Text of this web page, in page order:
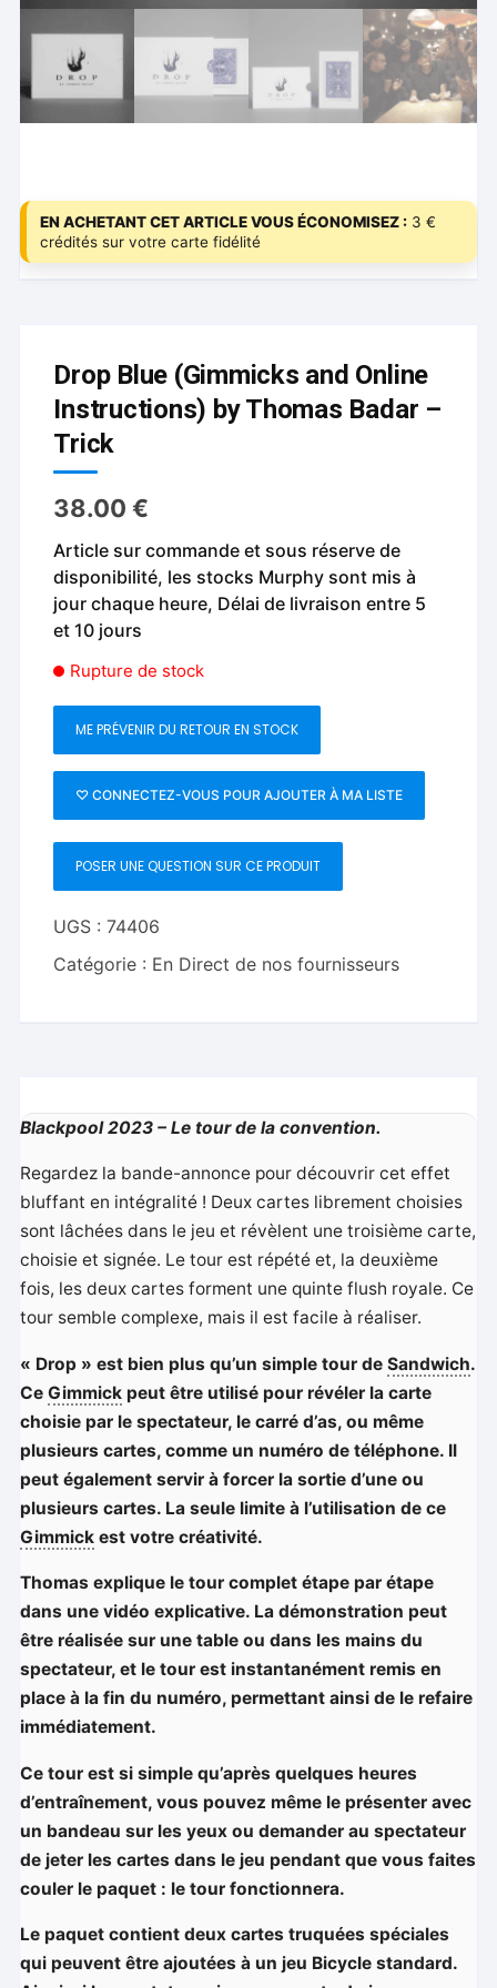
EN ACHETANT CET ARTICLE VOUS ÉCONOMISEZ : 3 €
crédités sur votre carte fidélité
Drop Blue (Gimmicks and Online
Instructions) by Thomas Badar –
Trick
38.00€
Article sur commande et sous réserve de
disponibilité, les stocks Murphy sont mis à
jour chaque heure, Délai de livraison entre 5
et 10 jours
Rupture de stock
ME PRÉVENIR DU RETOUR EN STOCK
♡ CONNECTEZ-VOUS POUR AJOUTER À MA LISTE
POSER UNE QUESTION SUR CE PRODUIT
UGS :74406
Catégorie : En Direct de nos fournisseurs
Blackpool 2023 – Le tour de la convention.
Regardez la bande-annonce pour découvrir cet effet
bluffant en intégralité ! Deux cartes librement choisies
sont lâchées dans le jeu et révèlent une troisième carte,
choisie et signée. Le tour est répété et, la deuxième
fois, les deux cartes forment une quinte flush royale. Ce
tour semble complexe, mais il est facile à réaliser.
« Drop » est bien plus qu’un simple tour deSandwich.
CeGimmick peut être utilisé pour révéler la carte
choisie par le spectateur, le carré d’as, ou même
plusieurs cartes, comme un numéro de téléphone. Il
peut également servir à forcer la sortie d’une ou
plusieurs cartes. La seule limite à l’utilisation de ce
Gimmick est votre créativité.
Thomas explique le tour complet étape par étape
dans une vidéo explicative. La démonstration peut
être réalisée sur une table ou dans les mains du
spectateur, et le tour est instantanément remis en
place à la fin du numéro, permettant ainsi de le refaire
immédiatement.
Ce tour est si simple qu’après quelques heures
d’entraînement, vous pouvez même le présenter avec
un bandeau sur les yeux ou demander au spectateur
de jeter les cartes dans le jeu pendant que vous faites
couler le paquet : le tour fonctionnera.
Le paquet contient deux cartes truquées spéciales
qui peuvent être ajoutées à un jeu Bicycle standard.